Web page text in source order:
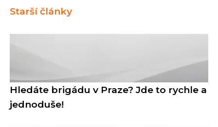
Starší články
Hledáte brigádu v Praze? Jde to rychle a
jednoduše!